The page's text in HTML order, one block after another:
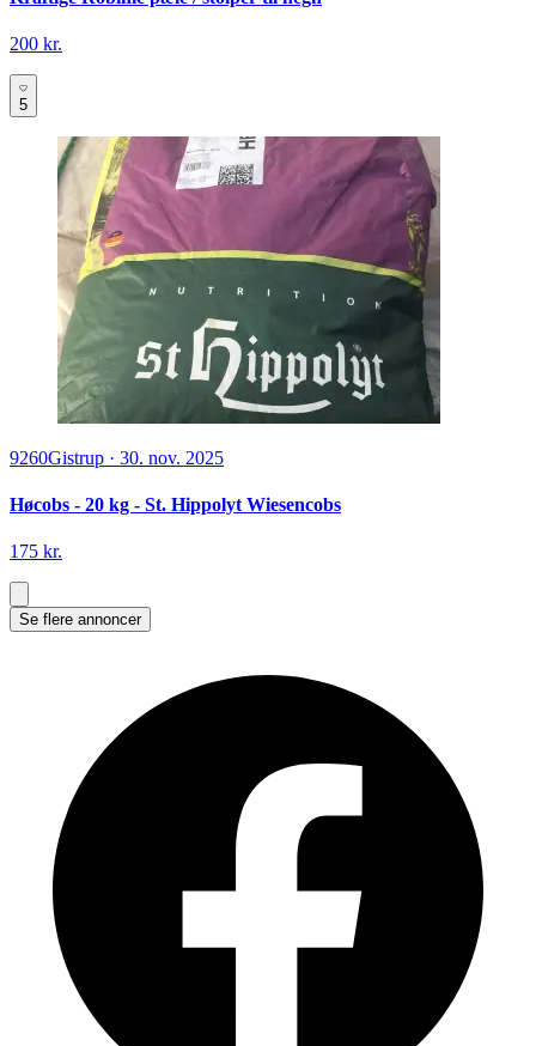
200 kr.
5
9260Gistrup · 30. nov. 2025
Høcobs - 20 kg - St. Hippolyt Wiesencobs
175 kr.
Se flere annoncer